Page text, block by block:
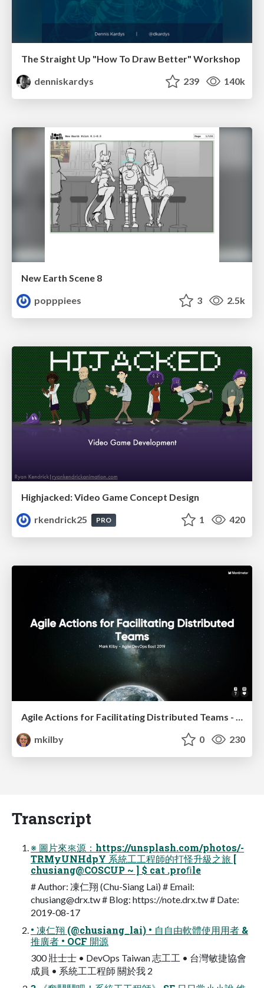
The Straight Up "How To Draw Better" Workshop
denniskardys
239 140k
New Earth Scene 8
popppiees
3 2.5k
Highjacked: Video Game Concept Design
rkendrick25
PRO 1 420
mkilby
0 230
Transcript
※ 圖片來來源：https://unsplash.com/photos/-
TRMyUNHdpY 系統⼯工程師的打怪升級之旅 [
chusiang@COSCUP ~ ] $ cat .proﬁle
# Author: 凍仁翔 (Chu-Siang Lai) # Email:
chusiang@drx.tw# Blog: https://note.drx.tw # Date:
2019-08-17
• 凍仁翔 (@chusiang_lai) • ⾃自由軟體使⽤用者 &
推廣者 • OCF 開源
300 壯⼠士 • DevOps Taiwan 志⼯工 • 台灣敏捷協會
成員 • 系統⼯工程師 關於我 2